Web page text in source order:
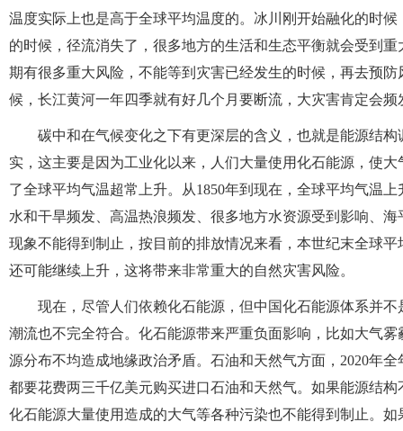
温度实际上也是高于全球平均温度的。冰川刚开始融化的时
的时候，径流消失了，很多地方的生活和生态平衡就会受到
期有很多重大风险，不能等到灾害已经发生的时候，再去预
候，长江黄河一年四季就有好几个月要断流，大灾害肯定会频
碳中和在气候变化之下有更深层的含义，也就是能源结
实，这主要是因为工业化以来，人们大量使用化石能源，使
了全球平均气温超常上升。从1850年到现在，全球平均气温
水和干旱频发、高温热浪频发、很多地方水资源受到影响、
现象不能得到制止，按目前的排放情况来看，本世纪末全球
还可能继续上升，这将带来非常重大的自然灾害风险。
现在，尽管人们依赖化石能源，但中国化石能源体系并
潮流也不完全符合。化石能源带来严重负面影响，比如大气
源分布不均造成地缘政治矛盾。石油和天然气方面，2020年
都要花费两三千亿美元购买进口石油和天然气。如果能源结
化石能源大量使用造成的大气等各种污染也不能得到制止。